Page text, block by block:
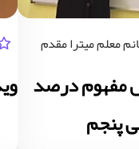
معلم میترا مقدم
مفهوم درصد
پنجم